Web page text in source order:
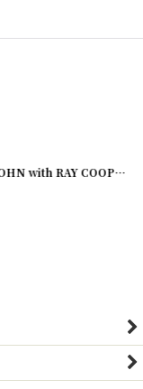
127] ELTON JOHN with RAY COOPER 1995年 Evening Tour